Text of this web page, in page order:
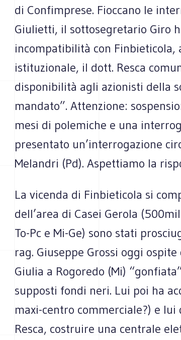
di Confimprese. Fioccano le
Giulietti, il sottosegretario Giro
incompatibilità con Finbieticola,
istituzionale, il dott. Resca
disponibilità agli azionisti della
mandato”. Attenzione:
mesi di polemiche e una
presentato un’interrogazione
Melandri (Pd). Aspettiamo la
La vicenda di Finbieticola si
dell’area di Casei Gerola
To-Pc e Mi-Ge) sono stati
rag. Giuseppe Grossi oggi
Giulia a Rogoredo (Mi)
supposti fondi neri. Lui poi ha
maxi-centro commerciale?) e
Resca, costruire una centrale